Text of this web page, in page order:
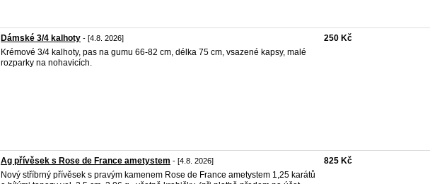
Dámské 3/4 kalhoty - [4.8. 2026]
Krémové 3/4 kalhoty, pas na gumu 66-82 cm, délka 75 cm, vsazené kapsy, malé
rozparky na nohavicích.
250 Kč
Ag přívěsek s Rose de France ametystem - [4.8. 2026]
Nový stříbrný přívěsek s pravým kamenem Rose de France ametystem 1,25 karátů
825 Kč